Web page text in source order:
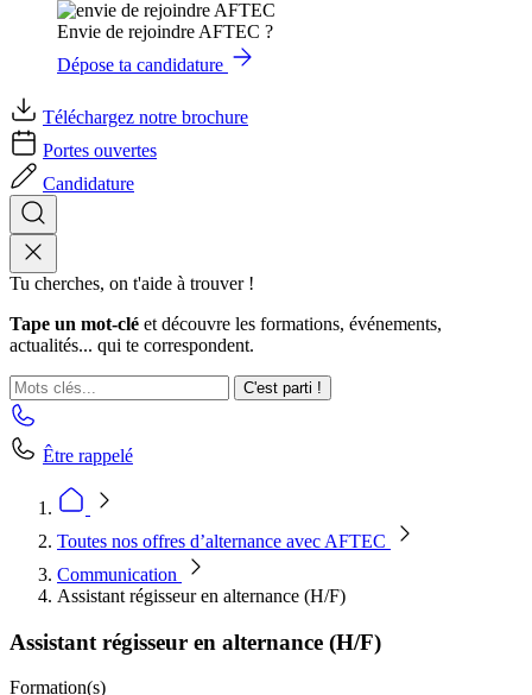
Envie de rejoindre AFTEC ?
Dépose ta candidature
Téléchargez notre brochure
Portes ouvertes
Candidature
Tu cherches, on t'aide à trouver !
Tape un mot-clé et découvre les formations, événements,
actualités... qui te correspondent.
C'est parti !
Être rappelé
Toutes nos offres d’alternance avec AFTEC
Communication
Assistant régisseur en alternance (H/F)
Assistant régisseur en alternance (H/F)
Formation(s)